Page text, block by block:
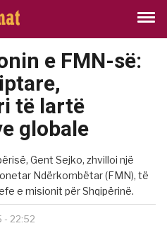
e FMN-së:
të lartë
globale
Gent Sejko, zhvilloi një
Ndërkombëtar (FMN), të
e misionit për Shqipërinë.
- 22:52